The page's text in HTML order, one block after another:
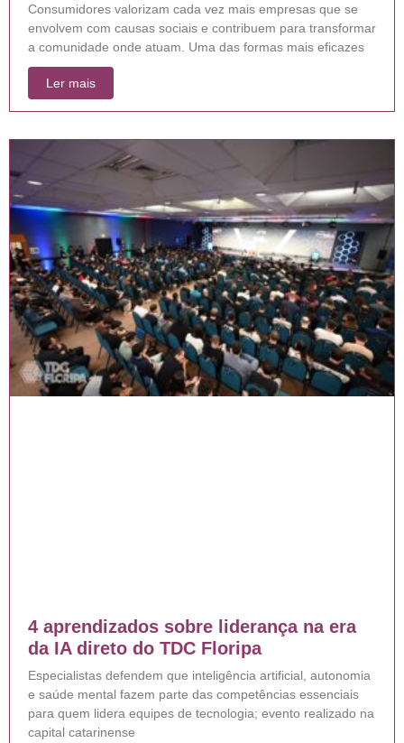
Consumidores valorizam cada vez mais empresas que se
envolvem com causas sociais e contribuem para transformar
a comunidade onde atuam. Uma das formas mais eficazes
Ler mais
4 aprendizados sobre liderança na era
da IA direto do TDC Floripa
Especialistas defendem que inteligência artificial, autonomia
e saúde mental fazem parte das competências essenciais
para quem lidera equipes de tecnologia; evento realizado na
capital catarinense